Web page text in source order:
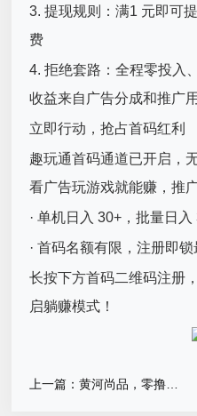
3. 提现规则：满1 元即可
费
4. 拒绝套路：全程零投入
收益来自广告分成和推广
立即行动，抢占首码红利
趣玩通首码通道已开启，
看广告玩游戏就能赚，推
· 单机日入 30+，批量日入
· 首码名额有限，注册即
长按下方首码二维码注册
启躺赚模式！